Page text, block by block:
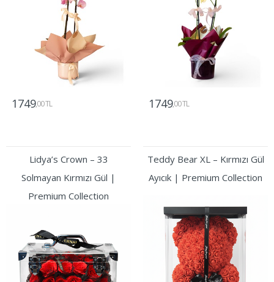
1749,00 TL 1749,00 TL
Lidya’s Crown – 33
Solmayan Kırmızı Gül |
Premium Collection
Teddy Bear XL – Kırmızı Gül
Ayıcık | Premium Collection